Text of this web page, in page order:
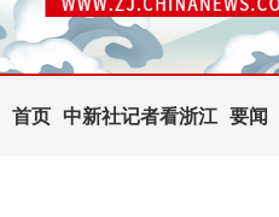
首页 中新社记者看浙江 要闻